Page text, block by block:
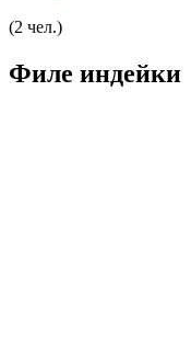
(2 чел.)
Филе индейки